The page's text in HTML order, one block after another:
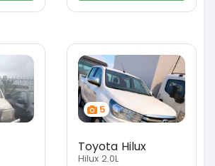
5
Toyota Hilux
Hilux 2.0L